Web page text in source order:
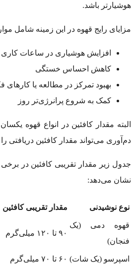
هوشیارتر باشد.
مزایای رایج قهوه در این زمینه شامل
افزایش هوشیاری در ساعات کاری
کاهش احساس خستگی
بهبود تمرکز در مطالعه یا کارهای
کمک به شروع پرانرژی‌تر روز
البته مقدار کافئین در انواع قهوه
دم‌آوری می‌تواند مقدار کافئین دریافتی را
جدول زیر مقدار تقریبی کافئین در برخی
نشان می‌دهد:
نوع نوشیدنی مقدار تقریبی کافئین
قهوه دمی (یک
فنجان)
۹۰ تا ۱۲۰ میلی‌گرم
اسپرسو (یک شات) ۶۰ تا ۷۰ میلی‌گرم